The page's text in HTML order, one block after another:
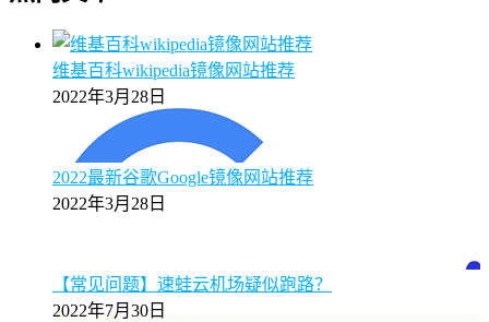
维基百科wikipedia镜像网站推荐
2022年3月28日
2022最新谷歌Google镜像网站推荐
2022年3月28日
【常见问题】速蛙云机场疑似跑路？
2022年7月30日